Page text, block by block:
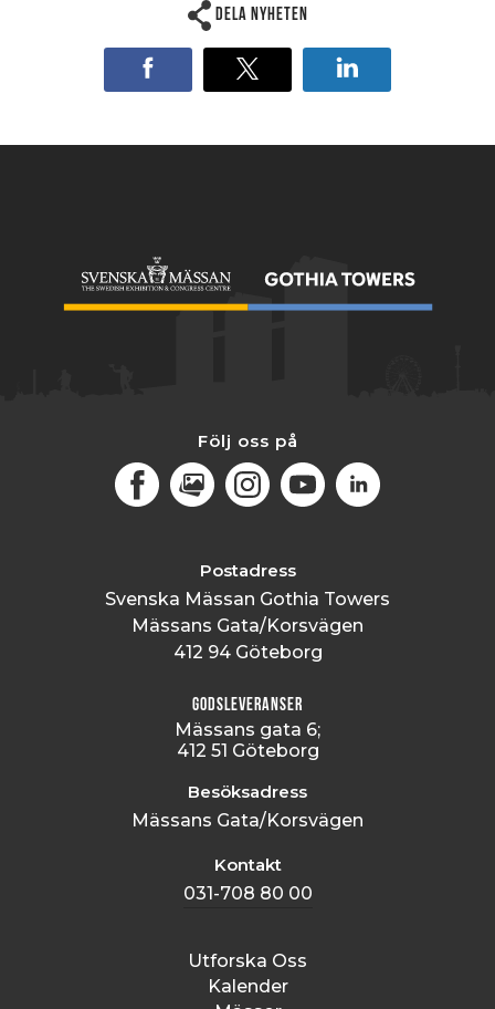
Dela nyheten
Följ oss på
FacebookMediaPortalInstagramYoutubeLinkedIn
Postadress
Svenska Mässan Gothia Towers
Mässans Gata/Korsvägen
412 94 Göteborg
Godsleveranser
Mässans gata 6;
412 51 Göteborg
Besöksadress
Mässans Gata/Korsvägen
Kontakt
031-708 80 00
Utforska Oss
Kalender